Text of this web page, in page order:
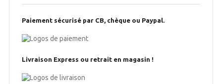
Paiement sécurisé par CB, chèque ou Paypal.
Livraison Express ou retrait en magasin !